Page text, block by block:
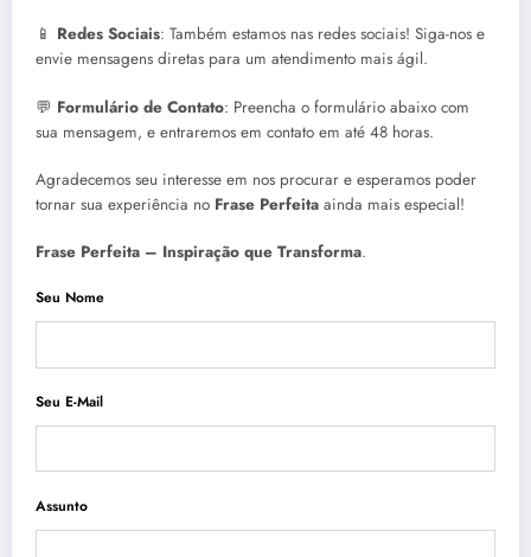
📱 Redes Sociais: Também estamos nas redes sociais! Siga-nos e
envie mensagens diretas para um atendimento mais ágil.
💬 Formulário de Contato: Preencha o formulário abaixo com
sua mensagem, e entraremos em contato em até 48 horas.
Agradecemos seu interesse em nos procurar e esperamos poder
tornar sua experiência no Frase Perfeita ainda mais especial!
Frase Perfeita – Inspiração que Transforma.
Seu Nome
Seu E-Mail
Assunto